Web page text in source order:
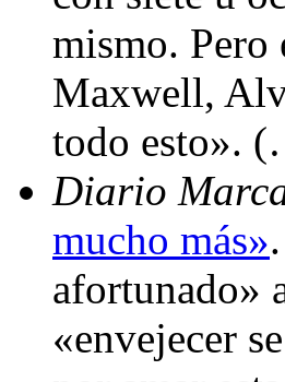
mismo. Pero
Maxwell,
todo esto».
Diario
mucho más»
afortunado»
«envejecer